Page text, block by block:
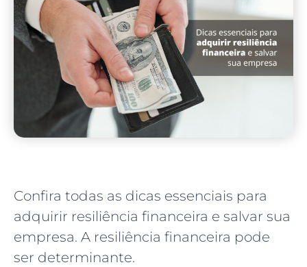
Confira todas as dicas essenciais para
adquirir resiliência financeira e salvar sua
empresa. A resiliência financeira pode
ser determinante.